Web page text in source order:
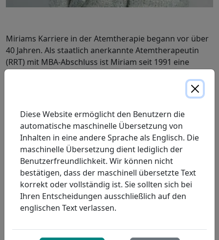
Miriams Karriere in der Atemtherapie begann vor über
40 Jahren. Als staatlich anerkannte Atemtherapeutin
(RRT) mit MBA-Abschluss ist Miriam seit 1991 eine
Unternehmen nur 10 Jahre nach seiner Gründung bei.
Wachstum von ProResp und bringt ihr unermüdliches
Engagement für die Patientenversorgung in alle
Bereiche des Unternehmens ein.
Während ihrer Amtszeit hat Miriam ein Vermächtnis
mitfühlender Führung geschaffen. Sie leitet die Teams
von ProResp mit dem Verständnis, dass es ein Privileg
und eine Verantwortung ist, Patienten und deren
Familien gut zu betreuen. Von der Führungsebene bis
hin zu den Gesundheits- und Supportteams an
Diese Website ermöglicht den Benutzern die
automatische maschinelle Übersetzung von
Inhalten in eine andere Sprache als Englisch. Die
maschinelle Übersetzung dient lediglich der
Benutzerfreundlichkeit. Wir können nicht
bestätigen, dass der maschinell übersetzte Text
korrekt oder vollständig ist. Sie sollten sich bei
Ihren Entscheidungen ausschließlich auf den
englischen Text verlassen.